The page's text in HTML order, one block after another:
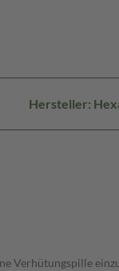
Hersteller:
Verhütungspille